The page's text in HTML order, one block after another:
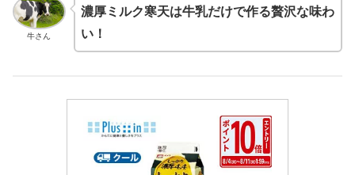
牛さん
濃厚ミルク寒天は牛乳だけで作る贅沢な味わ
い！